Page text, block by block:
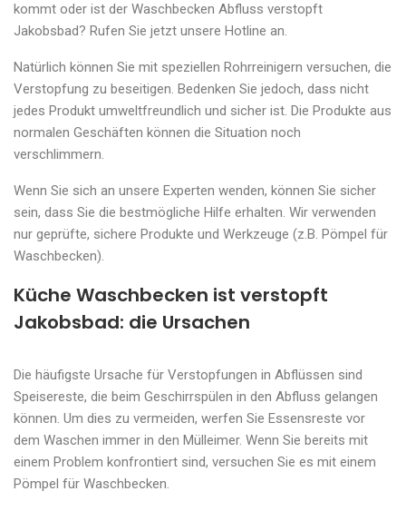
kommt oder ist der Waschbecken Abfluss verstopft
Jakobsbad? Rufen Sie jetzt unsere Hotline an.
Natürlich können Sie mit speziellen Rohrreinigern versuchen, die
Verstopfung zu beseitigen. Bedenken Sie jedoch, dass nicht
jedes Produkt umweltfreundlich und sicher ist. Die Produkte aus
normalen Geschäften können die Situation noch
verschlimmern.
Wenn Sie sich an unsere Experten wenden, können Sie sicher
sein, dass Sie die bestmögliche Hilfe erhalten. Wir verwenden
nur geprüfte, sichere Produkte und Werkzeuge (z.B. Pömpel für
Waschbecken).
Küche Waschbecken ist verstopft
Jakobsbad: die Ursachen
Die häufigste Ursache für Verstopfungen in Abflüssen sind
Speisereste, die beim Geschirrspülen in den Abfluss gelangen
können. Um dies zu vermeiden, werfen Sie Essensreste vor
dem Waschen immer in den Mülleimer. Wenn Sie bereits mit
einem Problem konfrontiert sind, versuchen Sie es mit einem
Pömpel für Waschbecken.